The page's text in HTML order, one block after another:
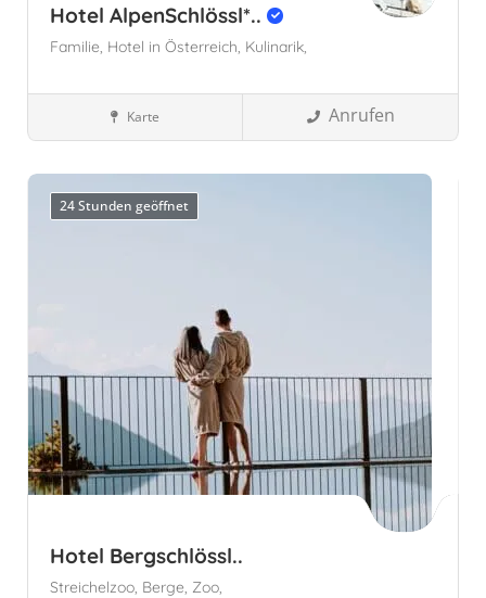
Hotel AlpenSchlössl*..
Familie, Hotel in Österreich, Kulinarik,
Familienhotels
Österreich
Karte Anrufen
24 Stunden geöffnet
Hotel Bergschlössl..
Streichelzoo, Berge, Zoo,